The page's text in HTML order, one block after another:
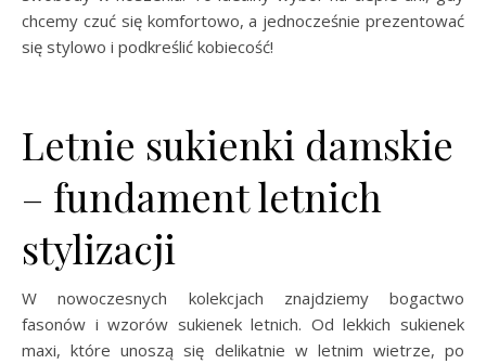
chcemy czuć się komfortowo, a jednocześnie prezentować
się stylowo i podkreślić kobiecość!
Letnie sukienki damskie
– fundament letnich
stylizacji
W nowoczesnych kolekcjach znajdziemy bogactwo
fasonów i wzorów sukienek letnich. Od lekkich sukienek
maxi, które unoszą się delikatnie w letnim wietrze, po